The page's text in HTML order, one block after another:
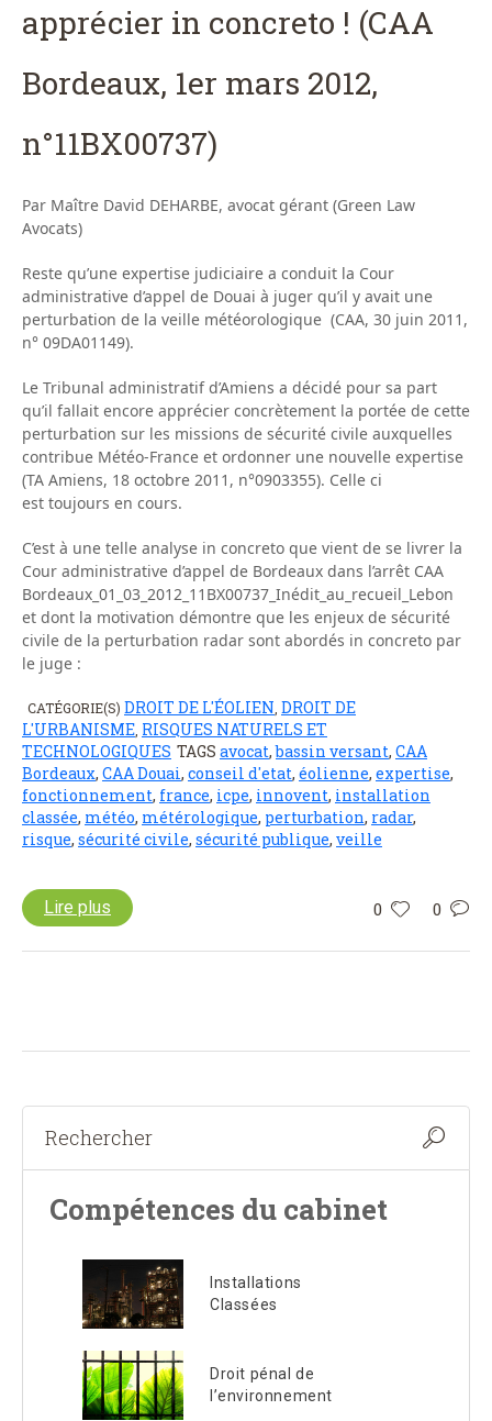
apprécier in concreto ! (CAA
Bordeaux, 1er mars 2012,
n°11BX00737)
Par Maître David DEHARBE, avocat gérant (Green Law
Avocats)
Reste qu’une expertise judiciaire a conduit la Cour
administrative d’appel de Douai à juger qu’il y avait une
perturbation de la veille météorologique (CAA, 30 juin 2011,
n° 09DA01149).
Le Tribunal administratif d’Amiens a décidé pour sa part
qu’il fallait encore apprécier concrètement la portée de cette
perturbation sur les missions de sécurité civile auxquelles
contribue Météo-France et ordonner une nouvelle expertise
(TA Amiens, 18 octobre 2011, n°0903355). Celle ci
est toujours en cours.
C’est à une telle analyse in concreto que vient de se livrer la
Cour administrative d’appel de Bordeaux dans l’arrêt CAA
Bordeaux_01_03_2012_11BX00737_Inédit_au_recueil_Lebon
et dont la motivation démontre que les enjeux de sécurité
civile de la perturbation radar sont abordés in concreto par
le juge :
CATÉGORIE(S) DROIT DE L'ÉOLIEN DROIT DE
L'URBANISME RISQUES NATURELS ET
TECHNOLOGIQUES TAGS avocat,bassin versant, CAA
Bordeaux, CAA Douai, conseil d'etat, éolienne, expertise,
fonctionnement, france, icpe, innovent, installation
classée, météo, métérologique, perturbation, radar,
risque, sécurité civile, sécurité publique, veille
0 0
Lire plus
Compétences du cabinet
Installations
Classées
Droit pénal de
l’environnement